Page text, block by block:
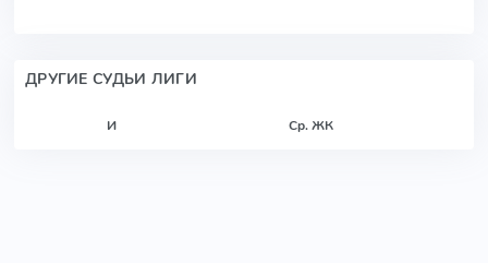
ДРУГИЕ СУДЬИ ЛИГИ
И Ср. ЖК